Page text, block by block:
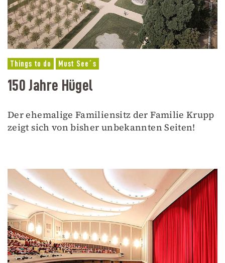
Things to do Must See´s
150 Jahre Hügel
Der ehemalige Familiensitz der Familie Krupp
zeigt sich von bisher unbekannten Seiten!